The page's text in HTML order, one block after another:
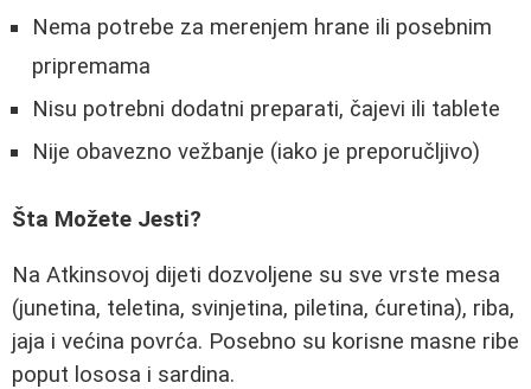
Nema potrebe za merenjem hrane ili posebnim
pripremama
Nisu potrebni dodatni preparati, čajevi ili tablete
Nije obavezno vežbanje (iako je preporučljivo)
Šta Možete Jesti?
Na Atkinsovoj dijeti dozvoljene su sve vrste mesa
(junetina, teletina, svinjetina, piletina, ćuretina), riba,
jaja i većina povrća. Posebno su korisne masne ribe
poput lososa i sardina.